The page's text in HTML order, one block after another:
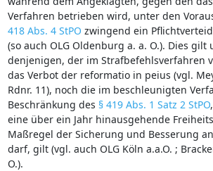
Verfahren betrieben wird, unter den
418 Abs. 4 StPO zwingend ein
(so auch OLG Oldenburg a. a. O.). Dies gilt
denjenigen, der im Strafbefehlsverfahren
das Verbot der reformatio in peius (vgl.
Rdnr. 11), noch die im beschleunigten
Beschränkung des § 419 Abs. 1 Satz 2 StPO
eine über ein Jahr hinausgehende
Maßregel der Sicherung und Besserung
darf, gilt (vgl. auch OLG Köln a.a.O. ;
O.).